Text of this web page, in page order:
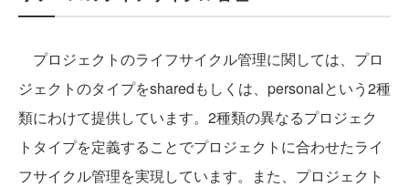
プロジェクトのライフサイクル管理に関しては、プロ
ジェクトのタイプをsharedもしくは、personalという2種
類にわけて提供しています。2種類の異なるプロジェク
トタイプを定義することでプロジェクトに合わせたライ
フサイクル管理を実現しています。また、プロジェクト